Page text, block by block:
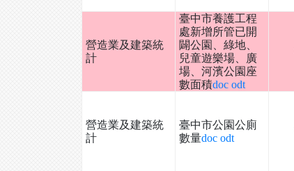
營造業及建築統
計
臺中市養護工程
處新增所管已開
闢公園、綠地、
兒童遊樂場、廣
場、河濱公園座
數面積doc odt
營造業及建築統
計
臺中市公園公廁
數量doc odt